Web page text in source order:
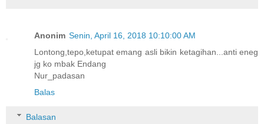
Anonim Senin, April 16, 2018 10:10:00 AM
Lontong,tepo,ketupat emang asli bikin ketagihan...anti eneg
jg ko mbak Endang
Nur_padasan
Balas
Balasan